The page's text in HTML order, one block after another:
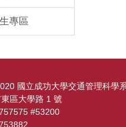
專區
國立成功大學交通管理科學
區大學路 1 號
#53200